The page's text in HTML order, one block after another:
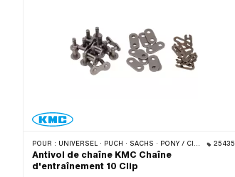
POUR : UNIVERSEL · PUCH · SACHS · PONY / CILO (BÊTA 521 & 512) · ZÜNDAPP BELMONDO · TOMOS · BYE BIKE 25435
Antivol de chaîne KMC Chaîne
d'entraînement 10 Clip